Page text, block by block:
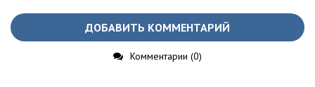
ДОБАВИТЬ КОММЕНТАРИЙ
Комментарии (0)